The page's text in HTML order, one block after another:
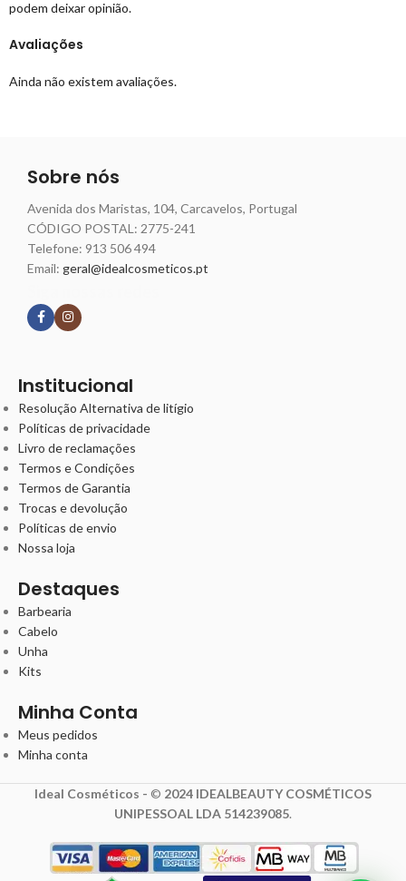
Avaliações
Ainda não existem avaliações.
podem deixar opinião.
Sobre nós
Avenida dos Maristas, 104, Carcavelos, Portugal
CÓDIGO POSTAL: 2775-241
Telefone: 913 506 494
Email: geral@idealcosmeticos.pt
Institucional
Resolução Alternativa de litígio
Políticas de privacidade
Livro de reclamações
Termos e Condições
Termos de Garantia
Trocas e devolução
Políticas de envio
Nossa loja
Destaques
Barbearia
Cabelo
Unha
Kits
Minha Conta
Meus pedidos
Minha conta
Ideal Cosméticos - © 2024 IDEALBEAUTY COSMÉTICOS
UNIPESSOAL LDA 514239085.